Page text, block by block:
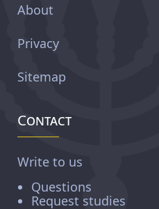
About
Privacy
Sitemap
Contact
Write to us
Questions
Request studies